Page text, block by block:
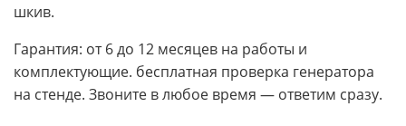
шкив.
Гарантия: от 6 до 12 месяцев на работы и
комплектующие. бесплатная проверка генератора
на стенде. Звоните в любое время — ответим сразу.